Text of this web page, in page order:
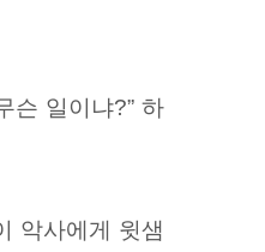
슨 일이냐?” 하
악사에게 윗샘